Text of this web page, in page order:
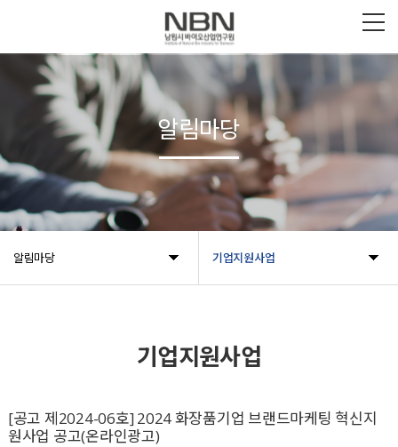
알림마당 기업지원사업
알림마당
기업지원사업
[공고 제2024-06호] 2024 화장품기업 브랜드마케팅 혁신지
원사업 공고(온라인광고)